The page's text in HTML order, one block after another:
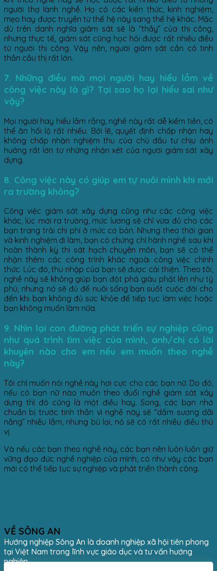
người thợ lành nghề. Họ có các kiến thức, kinh nghiệm,
mẹo hay được truyền từ thế hệ này sang thế hệ khác. Mặc
dù trên danh nghĩa giám sát sẽ là “thầy” của thi công,
nhưng thực tế, giám sát cũng học hỏi được rất nhiều điều
từ người thi công. Vậy nên, người giám sát cần có tinh
thần cầu thị rất lớn.
7. Những điều mà mọi người hay hiểu lầm về
công việc này là gì? Tại sao họ lại hiểu sai như
vậy?
Mọi người hay hiểu lầm rằng, nghề này rất dễ kiếm tiền, có
thể ăn hối lộ rất nhiều. Bởi lẽ, quyết định chấp nhận hay
không chấp nhận nghiệm thu của chủ đầu tư chịu ảnh
hưởng rất lớn từ những nhận xét của người giám sát xây
dựng.
8. Công việc này có giúp em tự nuôi mình khi mới
ra trường không?
Công việc giám sát xây dựng cũng như các công việc
khác, lúc mới ra trường, mức lương sẽ chỉ vừa đủ cho các
bạn trang trải chi phí ở mức cơ bản. Nhưng theo thời gian
và kinh nghiệm đi làm, bạn có chứng chỉ hành nghề sau khi
hoàn thành kỳ thi sát hạch chuyên môn, bạn sẽ có thể
nhận thêm các công trình khác ngoài công việc chính
thức. Lúc đó, thu nhập của bạn sẽ được cải thiện. Theo tôi,
nghề này sẽ không giúp bạn đột phá giàu phất lên như tỷ
phú, nhưng nó sẽ đủ để nuôi sống bạn suốt cuộc đời cho
đến khi bạn không đủ sức khỏe để tiếp tục làm việc hoặc
bạn không muốn làm nữa.
9. Nhìn lại con đường phát triển sự nghiệp cũng
như quá trình tìm việc của mình, anh/chị có lời
khuyên nào cho em nếu em muốn theo nghề
này?
Tôi chỉ muốn nói nghề này hơi cực cho các bạn nữ. Do đó,
nếu có bạn nữ nào muốn theo đuổi nghề giám sát xây
dựng thì đó cũng là một điều hay. Song, các bạn nhớ
chuẩn bị trước tinh thần vì nghề này sẽ “dầm sương dãi
nắng” nhiều lắm, nhưng bù lại, nó sẽ có rất nhiều điều thú
vị.
Và nếu các bạn theo nghề này, các bạn nên luôn luôn giữ
vững đạo đức nghề nghiệp của mình, có như vậy các bạn
mới có thể tiếp tục sự nghiệp và phát triển thành công.
VỀ SÔNG AN
Hướng nghiệp Sông An là doanh nghiệp xã hội tiên phong
tại Việt Nam trong lĩnh vực giáo dục và tư vấn hướng
nghiệp.